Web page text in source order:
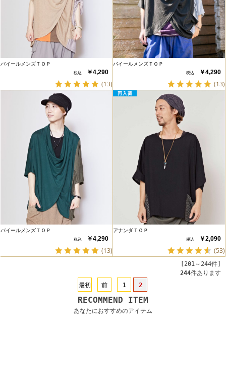
バイールメンズＴＯＰ
￥4,290
(13)
バイールメンズＴＯＰ
￥4,290
(13)
バイールメンズＴＯＰ
￥4,290
(13)
アナンダＴＯＰ
￥2,090
(53)
[201～244件]
244件あります
最初
前 1 2
RECOMMEND ITEM
あなたにおすすめのアイテム